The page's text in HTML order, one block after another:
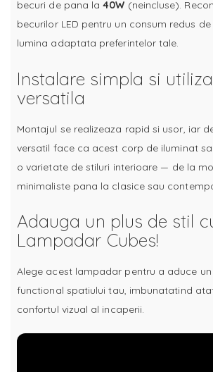
becuri de pana la40W (neincluse).
becurilor LED pentru un consum redus
lumina adaptata preferintelor tale.
Instalare simpla si
versatila
Montajul se realizeaza rapid si usor, iar
versatil face ca acest corp de iluminat
o varietate de stiluri interioare — de la
minimaliste pana la clasice sau
Adauga un plus de stil
Lampadar Cubes!
Alege acest lampadar pentru a aduce
functional spatiului tau, imbunatatind
confortul vizual al incaperii.